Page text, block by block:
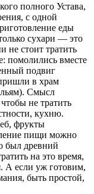
полного Устава,
с одной
еды
сухари — это
не стоит тратить
помолились вместе
подвиг
в храм
Смысл
не тратить
кухню.
фрукты
пищи можно
был древний
на это время,
А если уж готовим,
быть простой,